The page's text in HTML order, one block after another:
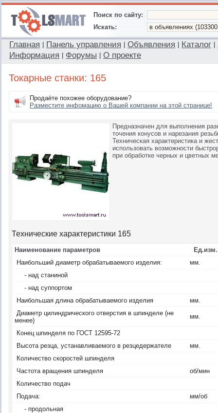
Поиск по сайту:
Искать:
Главная Панель управления Объявления Каталог
Информация
Форумы О проекте
Токарные станки: 165
Продаёте похожее оборудование?
Разместите инфомацию о Вашей компании на этой странице!
Предназначен для выполнения
точения конусов и нарезания
Техническая характеристика и
использовать возможности
при обработке черных и цветных
Технические характеристики 165
Наименование параметров
Ед.изм.
Наибольший диаметр обрабатываемого изделия:
мм.
- над станиной
- над суппортом
Наибольшая длина обрабатываемого изделия
мм.
Диаметр цилиндрического отверстия в шпинделе (не
менее)
мм.
Конец шпинделя по ГОСТ 12595-72
Высота резца, устанавливаемого в резцедержателе
мм.
Количество скоростей шпинделя
Частота вращения шпинделя
об/мин
Количество подач
Подача:
мм/об
- продольная